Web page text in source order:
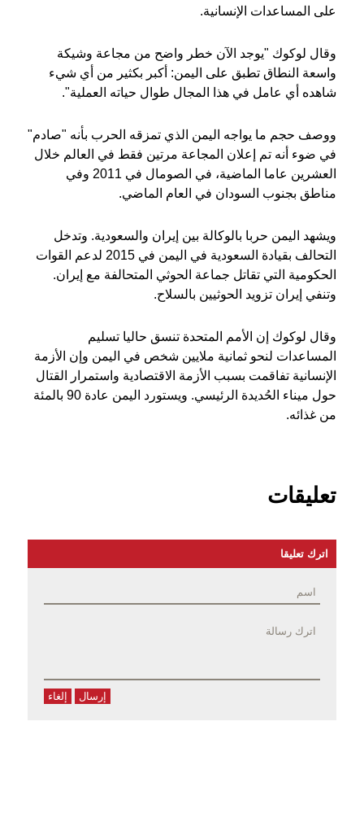
على المساعدات الإنسانية.
وقال لوكوك "يوجد الآن خطر واضح من مجاعة وشيكة
واسعة النطاق تطبق على اليمن: أكبر بكثير من أي شيء
شاهده أي عامل في هذا المجال طوال حياته العملية".
ووصف حجم ما يواجه اليمن الذي تمزقه الحرب بأنه "صادم"
في ضوء أنه تم إعلان المجاعة مرتين فقط في العالم خلال
العشرين عاما الماضية، في الصومال في 2011 وفي
مناطق بجنوب السودان في العام الماضي.
ويشهد اليمن حربا بالوكالة بين إيران والسعودية. وتدخل
التحالف بقيادة السعودية في اليمن في 2015 لدعم القوات
الحكومية التي تقاتل جماعة الحوثي المتحالفة مع إيران.
وتنفي إيران تزويد الحوثيين بالسلاح.
وقال لوكوك إن الأمم المتحدة تنسق حاليا تسليم
المساعدات لنحو ثمانية ملايين شخص في اليمن وإن الأزمة
الإنسانية تفاقمت بسبب الأزمة الاقتصادية واستمرار القتال
حول ميناء الحُديدة الرئيسي. ويستورد اليمن عادة 90 بالمئة
من غذائه.
تعليقات
اترك تعليقا
إرسال إلغاء